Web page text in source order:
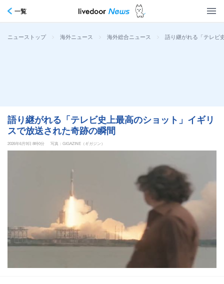
一覧
ニューストップ > 海外ニュース > 海外総合ニュース > 語り継がれる「テレビ
語り継がれる「テレビ史上最高のショット」イギリ
スで放送された奇跡の瞬間
2026年6月9日 8時0分 写真：GIGAZINE（ギガジン）